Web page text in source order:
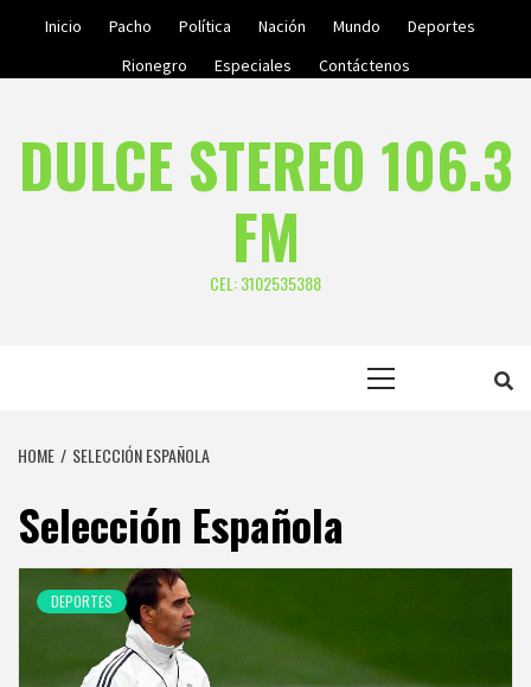
Inicio Pacho Política Nación Mundo
Deportes
Rionegro
Especiales Contáctenos
DULCE STEREO 106.3
FM
CEL: 3102535388
HOME SELECCIÓN ESPAÑOLA
Selección Española
DEPORTES